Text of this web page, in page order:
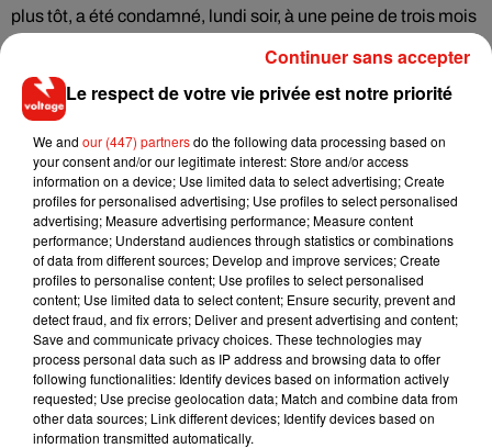
plus tôt, a été condamné, lundi soir, à une peine de trois mois
de prison ferme agression sexuelle.
Musique
6 août 2026
Il y a 10 ans, DJ Snake changeait de
dimension avec son premier...
3 août 2026
Fred again.. et Latin Mafia dévoilent enfin
leur mixtape créée en...
Le respect de votre vie privée est notre priorité
We and our (447) partnersdo the following data processing based on
your consent and/or our legitimate interest: Store and/or access
information on a device; Use limited data to select advertising; Create
profiles for personalised advertising; Use profiles to select personalised
advertising; Measure advertising performance; Measure content
performance; Understand audiences through statistics or combinations
of data from different sources; Develop and improve services; Create
profiles to personalise content; Use profiles to select personalised
content; Use limited data to select content; Ensure security, prevent and
detect fraud, and fix errors; Deliver and present advertising and content;
Save and communicate privacy choices. These technologies may
process personal data such as IP address and browsing data to offer
following functionalities: Identify devices based on information actively
requested; Use precise geolocation data; Match and combine data from
other data sources; Link different devices; Identify devices based on
information transmitted automatically.
Continuer sans accepter